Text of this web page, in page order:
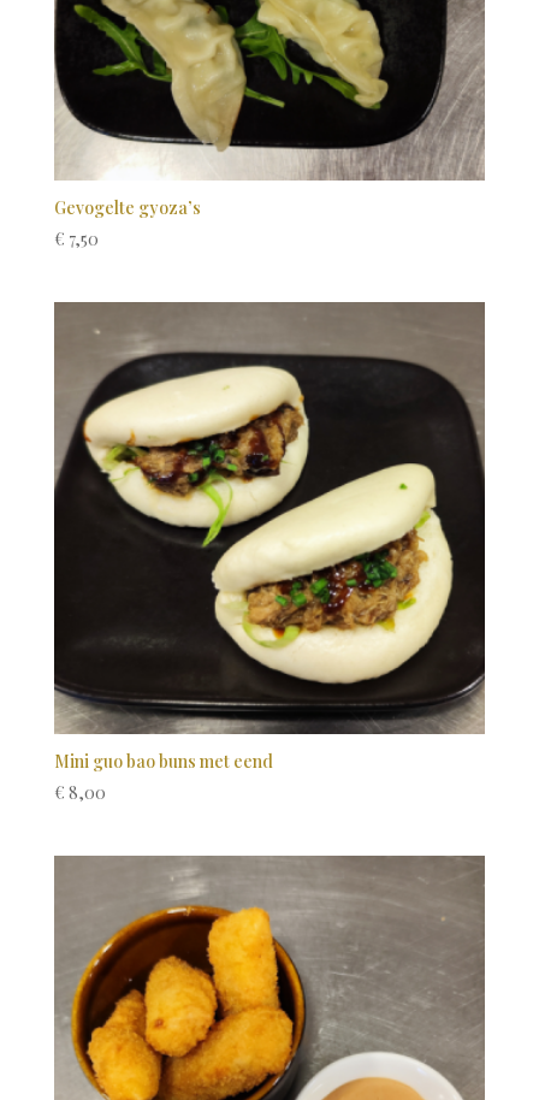
Gevogelte gyoza’s
€ 7,50
Mini guo bao buns met eend
€ 8,00